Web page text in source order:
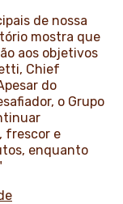
de nossa
mostra que
aos objetivos
Chief
do
o Grupo
frescor e
enquanto